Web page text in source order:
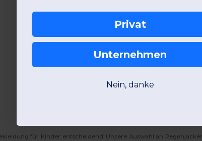
für Kinder entscheidend. Unsere Auswahl an
Privat
Unternehmen
Nein, danke